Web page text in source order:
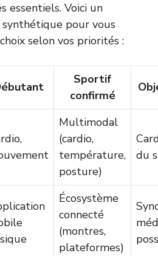
essentiels. Voici un
pour vous
selon vos priorités :
Sportif
confirmé
Multimodal
(cardio,
température,
posture)
du
Écosystème
connecté
(montres,
plateformes)